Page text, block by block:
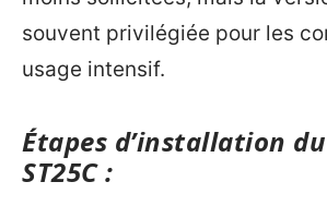
souvent privilégiée pour les
usage intensif.
Étapes d’installation
ST25C :